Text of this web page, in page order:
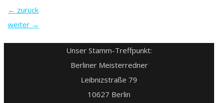
← zurück
weiter →
Unser Stamm-Treffpunkt:
Berliner Meisterredner
Leibnizstraße 79
10627 Berlin